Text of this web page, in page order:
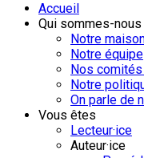
Accueil
Qui sommes-nous
Notre
Notre équipe
Nos
Notre
On parle de
Vous êtes
Lecteur·ice
Auteur·ice